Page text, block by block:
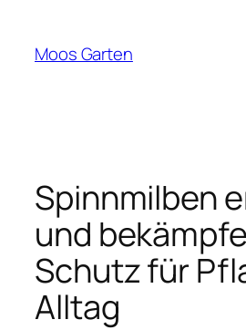
springen
Moos Garten
Spinnmilben
und
Schutz für
Alltag